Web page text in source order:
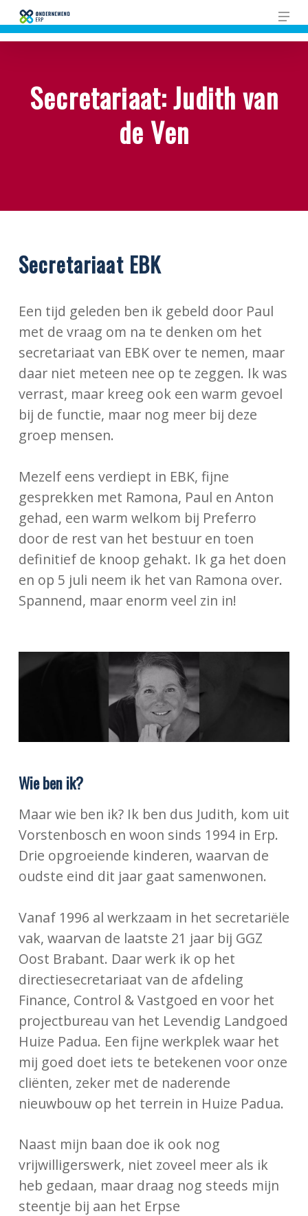
Skip
to
Secretariaat: Judith van
de Ven
Secretariaat EBK
Een tijd geleden ben ik gebeld door Paul
met de vraag om na te denken om het
secretariaat van EBK over te nemen, maar
daar niet meteen nee op te zeggen. Ik was
verrast, maar kreeg ook een warm gevoel
bij de functie, maar nog meer bij deze
groep mensen.
Mezelf eens verdiept in EBK, fijne
gesprekken met Ramona, Paul en Anton
gehad, een warm welkom bij Preferro
door de rest van het bestuur en toen
definitief de knoop gehakt. Ik ga het doen
en op 5 juli neem ik het van Ramona over.
Spannend, maar enorm veel zin in!
Wie ben ik?
Maar wie ben ik? Ik ben dus Judith, kom uit
Vorstenbosch en woon sinds 1994 in Erp.
Drie opgroeiende kinderen, waarvan de
oudste eind dit jaar gaat samenwonen.
Vanaf 1996 al werkzaam in het secretariële
vak, waarvan de laatste 21 jaar bij GGZ
Oost Brabant. Daar werk ik op het
directiesecretariaat van de afdeling
Finance, Control & Vastgoed en voor het
projectbureau van het Levendig Landgoed
Huize Padua. Een fijne werkplek waar het
mij goed doet iets te betekenen voor onze
cliënten, zeker met de naderende
nieuwbouw op het terrein in Huize Padua.
Naast mijn baan doe ik ook nog
vrijwilligerswerk, niet zoveel meer als ik
heb gedaan, maar draag nog steeds mijn
steentje bij aan het Erpse